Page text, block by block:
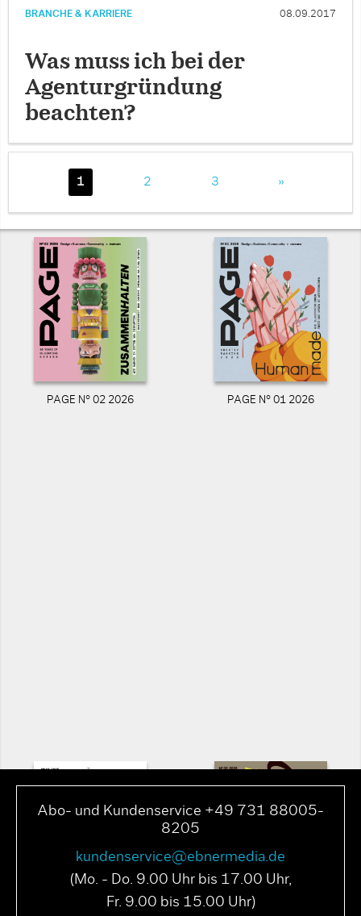
BRANCHE & KARRIERE 08.09.2017
Was muss ich bei der
Agenturgründung
beachten?
1 2 3 »
PAGE N° 02 2026 PAGE N° 01 2026
Abo- und Kundenservice +49 731 88005-
8205
kundenservice@ebnermedia.de
(Mo. - Do. 9.00 Uhr bis 17.00 Uhr,
Fr. 9.00 bis 15.00 Uhr)